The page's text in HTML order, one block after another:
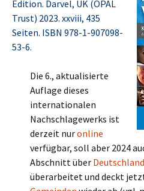
Edition. Darvel, UK (OPAL
Trust) 2023. xxviii, 435
Seiten. ISBN 978-1-907098-
53-6.
Die 6., aktualisierte
Auflage dieses
internationalen
Nachschlagewerks ist
derzeit nuronline
verfügbar, soll aber 2024
Abschnitt über Deutschland
überarbeitet und deckt